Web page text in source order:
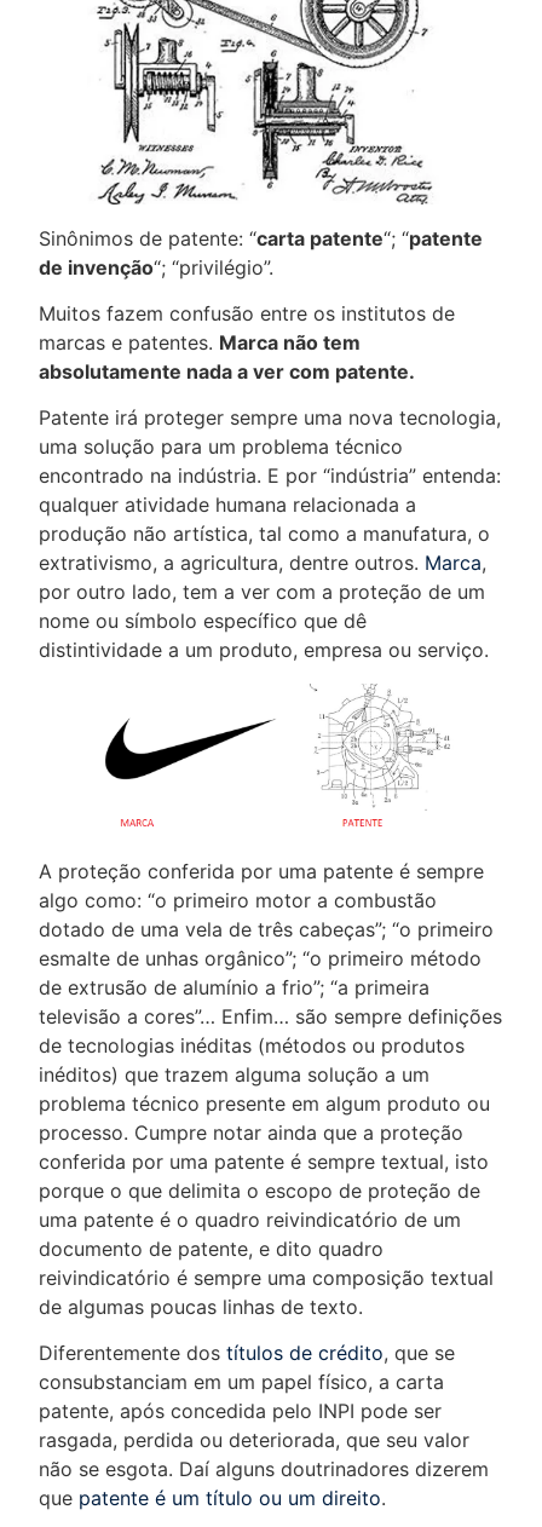
Sinônimos de patente: “carta patente“; “patente
de invenção“; “privilégio”.
Muitos fazem confusão entre os institutos de
marcas e patentes. Marca não tem
absolutamente nada a ver com patente.
Patente irá proteger sempre uma nova tecnologia,
uma solução para um problema técnico
encontrado na indústria. E por “indústria” entenda:
qualquer atividade humana relacionada a
produção não artística, tal como a manufatura, o
extrativismo, a agricultura, dentre outros. Marca,
por outro lado, tem a ver com a proteção de um
nome ou símbolo específico que dê
distintividade a um produto, empresa ou serviço.
A proteção conferida por uma patente é sempre
algo como: “o primeiro motor a combustão
dotado de uma vela de três cabeças”; “o primeiro
esmalte de unhas orgânico”; “o primeiro método
de extrusão de alumínio a frio”; “a primeira
televisão a cores”… Enfim… são sempre definições
de tecnologias inéditas (métodos ou produtos
inéditos) que trazem alguma solução a um
problema técnico presente em algum produto ou
processo. Cumpre notar ainda que a proteção
conferida por uma patente é sempre textual, isto
porque o que delimita o escopo de proteção de
uma patente é o quadro reivindicatório de um
documento de patente, e dito quadro
reivindicatório é sempre uma composição textual
de algumas poucas linhas de texto.
Diferentemente dos títulos de crédito, que se
consubstanciam em um papel físico, a carta
patente, após concedida pelo INPI pode ser
rasgada, perdida ou deteriorada, que seu valor
não se esgota. Daí alguns doutrinadores dizerem
que patente é um título ou um direito.